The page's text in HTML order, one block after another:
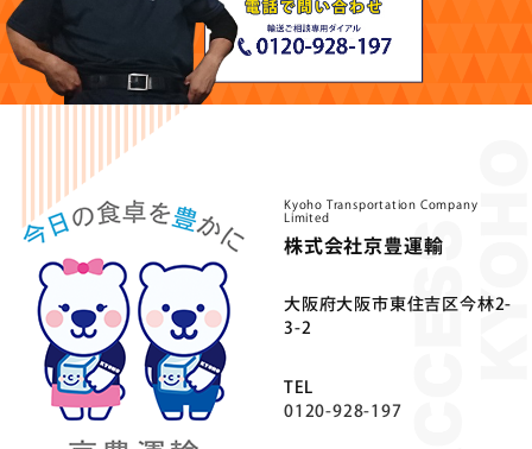
Kyoho Transportation Company
Limited
株式会社京豊運輸
⼤阪府⼤阪市東住吉区今林2-
3-2
TEL
0120-928-197